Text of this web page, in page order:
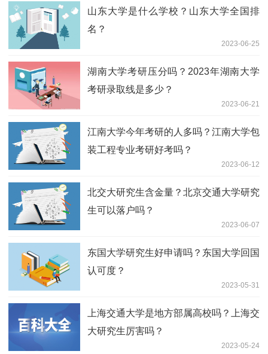
推荐内容
河北大学研究生含金量高吗？河北大学研
2023-07-03
山东大学是什么学校？山东大学全国排
2023-06-25
湖南大学考研压分吗？2023年湖南大学